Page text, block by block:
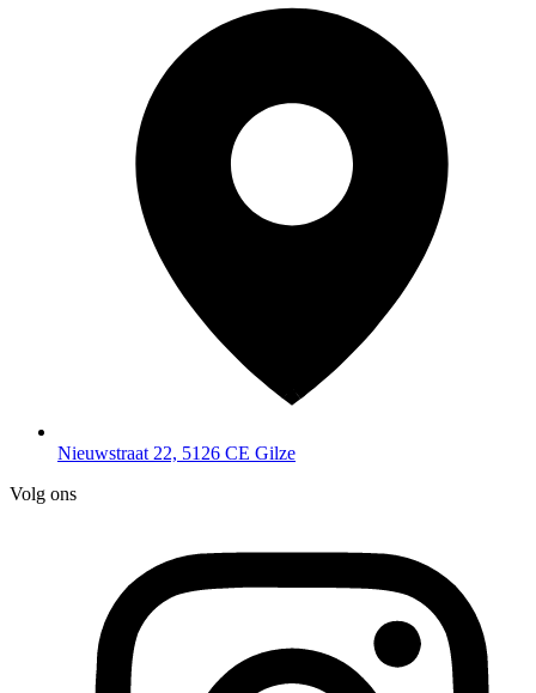
Nieuwstraat 22, 5126 CE Gilze
Volg ons